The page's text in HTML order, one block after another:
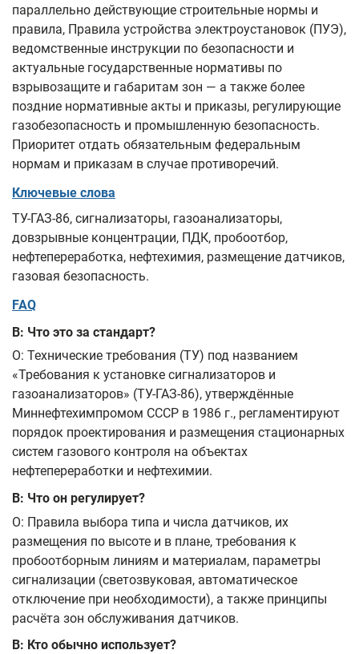
параллельно действующие строительные нормы и
правила, Правила устройства электроустановок (ПУЭ),
ведомственные инструкции по безопасности и
актуальные государственные нормативы по
взрывозащите и габаритам зон — а также более
поздние нормативные акты и приказы, регулирующие
газобезопасность и промышленную безопасность.
Приоритет отдать обязательным федеральным
нормам и приказам в случае противоречий.
Ключевые слова
ТУ-ГАЗ-86, сигнализаторы, газоанализаторы,
довзрывные концентрации, ПДК, пробоотбор,
нефтепереработка, нефтехимия, размещение датчиков,
газовая безопасность.
FAQ
В: Что это за стандарт?
О: Технические требования (ТУ) под названием
«Требования к установке сигнализаторов и
газоанализаторов» (ТУ-ГАЗ-86), утверждённые
Миннефтехимпромом СССР в 1986 г., регламентируют
порядок проектирования и размещения стационарных
систем газового контроля на объектах
нефтепереработки и нефтехимии.
В: Что он регулирует?
О: Правила выбора типа и числа датчиков, их
размещения по высоте и в плане, требования к
пробоотборным линиям и материалам, параметры
сигнализации (светозвуковая, автоматическое
отключение при необходимости), а также принципы
расчёта зон обслуживания датчиков.
В: Кто обычно использует?